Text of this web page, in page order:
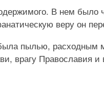
В нем было
веру он
пылью, расходным
врагу Православия и